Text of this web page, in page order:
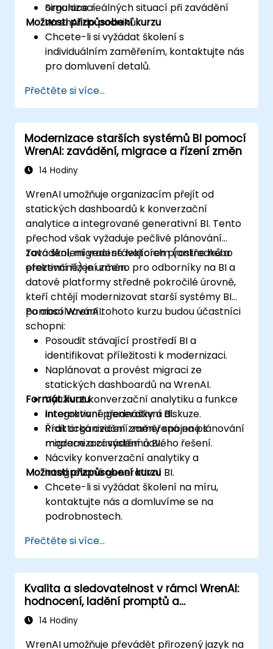
organizací.
Simulace reálných situací při zavádění
WrenAI do podniků.
Možnosti přizpůsobení kurzu
Chcete-li si vyžádat školení s
individuálním zaměřením, kontaktujte nás
pro domluvení detalů.
Přečtěte si více...
Modernizace starších systémů BI pomocí
WrenAI: zavádění, migrace a řízení změn
14 Hodiny
WrenAI umožňuje organizacím přejít od
statických dashboardů k konverzační
analytice a integrované generativní BI. Tento
přechod však vyžaduje pečlivé plánování
zavádění, migraci stávajících prostředků a
efektivní řízení změn.
Toto školení vedené lektorem (online nebo
prezenčně) je určeno pro odborníky na BI a
datové platformy středně pokročilé úrovně,
kteří chtějí modernizovat starší systémy BI
pomocí WrenAI.
Po absolvování tohoto kurzu budou účastníci
schopni:
Posoudit stávající prostředí BI a
identifikovat příležitosti k modernizaci.
Naplánovat a provést migraci ze
statických dashboardů na WrenAI.
Využívat konverzační analytiku a funkce
integrované generativní BI.
Řídit organizační změny spojené s
modernizací systémů BI.
Formát kurzu
Interaktivní přednášky a diskuze.
Praktická cvičení zaměřená na plánování
migrace a zavádění nového řešení.
Nácviky konverzační analytiky a
integrované generativní BI.
Možnosti přizpůsobení kurzu
Chcete-li si vyžádat školení na míru,
kontaktujte nás a domluvíme se na
podrobnostech.
Přečtěte si více...
Kvalita a sledovatelnost v rámci WrenAI:
hodnocení, ladění promptů a
monitorování
14 Hodiny
WrenAI umožňuje převádět přirozený jazyk na